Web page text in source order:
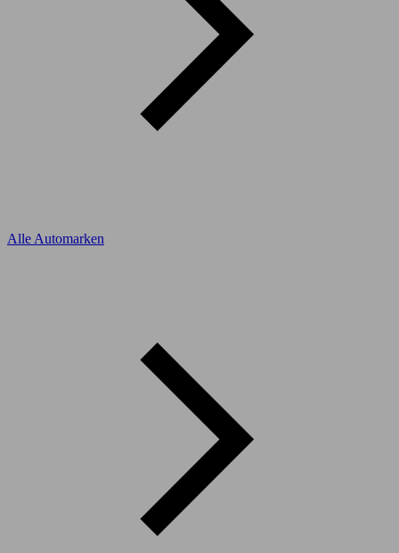
Alle Automarken